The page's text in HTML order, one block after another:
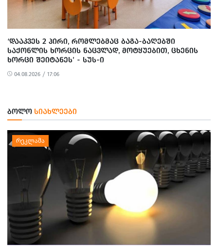
‘ᲓᲐᲐᲙᲕᲔᲡ 2 ᲞᲘᲠᲘ, ᲠᲝᲛᲚᲔᲑᲛᲐᲪ ᲑᲐᲒᲐ-ᲑᲐᲦᲔᲑᲨᲘ
ᲡᲐᲥᲝᲜᲚᲘᲡ ᲮᲝᲠᲪᲘᲡ ᲜᲐᲪᲕᲚᲐᲓ, ᲛᲝᲢᲧᲣᲔᲑᲘᲗ, ᲪᲮᲔᲜᲘᲡ
ᲮᲝᲠᲪᲘ ᲨᲔᲘᲢᲐᲜᲔᲡ’ - ᲡᲣᲡ-Ი
04.08.2026 / 17:06
ᲑᲝᲚᲝ ᲡᲘᲐᲮᲚᲔᲔᲑᲘ